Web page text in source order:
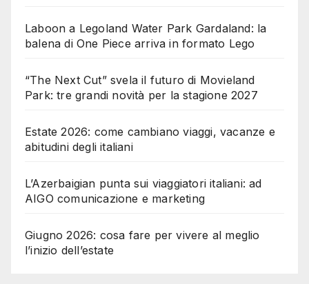
Laboon a Legoland Water Park Gardaland: la
balena di One Piece arriva in formato Lego
“The Next Cut” svela il futuro di Movieland
Park: tre grandi novità per la stagione 2027
Estate 2026: come cambiano viaggi, vacanze e
abitudini degli italiani
L’Azerbaigian punta sui viaggiatori italiani: ad
AIGO comunicazione e marketing
Giugno 2026: cosa fare per vivere al meglio
l’inizio dell’estate